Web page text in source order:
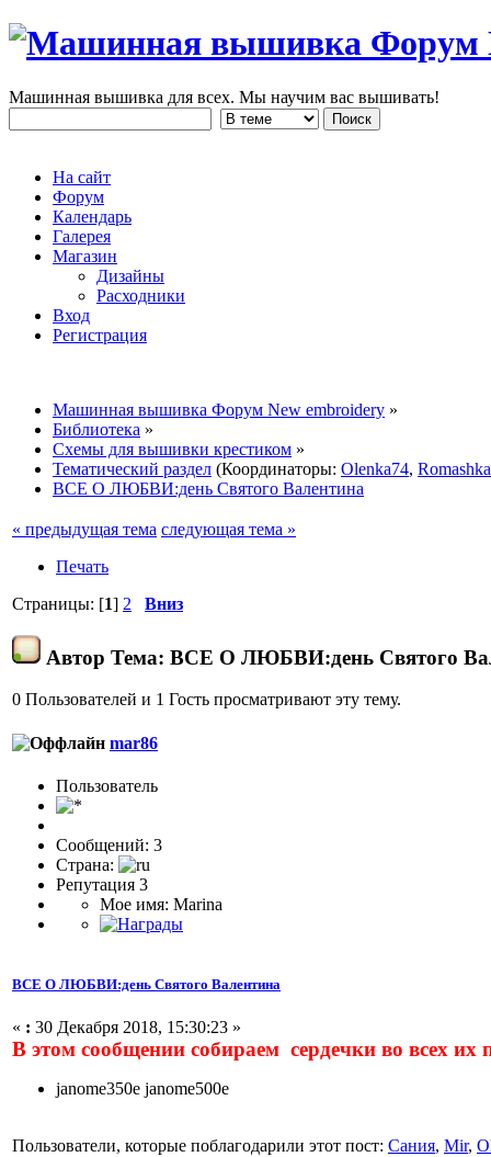
Машинная вышивка для всех. Мы научим вас вышивать!
На сайт
Форум
Календарь
Галерея
Магазин
Дизайны
Расходники
Вход
Регистрация
Машинная вышивка Форум New embroidery »
Библиотека »
Схемы для вышивки крестиком »
Тематический раздел (Координаторы: Olenka74, Romashka
ВСЕ О ЛЮБВИ:день Святого Валентина
« предыдущая тема следующая тема »
Печать
Страницы: [1] 2 Вниз
Автор Тема: ВСЕ О ЛЮБВИ:день Святого
0 Пользователей и 1 Гость просматривают эту тему.
mar86
Пользователь
Сообщений: 3
Страна:
Репутация 3
Мое имя: Marina
ВСЕ О ЛЮБВИ:день Святого Валентина
« : 30 Декабря 2018, 15:30:23 »
В этом сообщении собираем сердечки во всех их
janome350e janome500e
Пользователи, которые поблагодарили этот пост: Сания, Mir,